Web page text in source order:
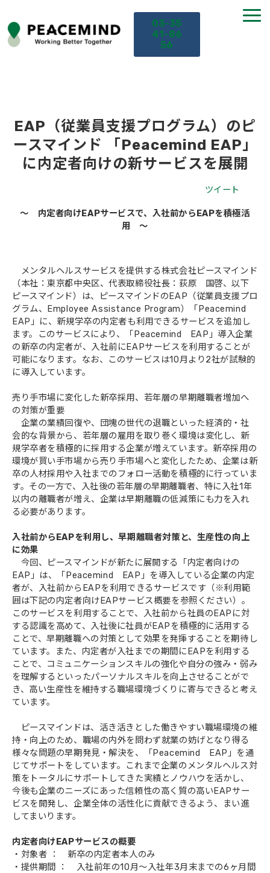
03-35
41-86
56
サービス
課題から探す
会社概要
EAP（従業員支援プログラム）のピ
ースマインド 「Peacemind EAP」
に内定者向けの新サービスを展開
ツイート
～ 内定者向けEAPサービスで、入社前からEAPを積極活
用 ～
メンタルヘルスサービスを提供する株式会社ピースマインド
（本社：東京都中央区、代表取締役社長：荻原 国啓、以下
ピースマインド）は、ピースマインドのEAP（従業員支援プロ
グラム、Employee Assistance Program）「Peacemind
EAP」に、新規学卒の内定者も利用できるサービスを追加し
ます。このサービスにより、「Peacemind EAP」導入企業
の新卒の内定者が、入社前にEAPサービスを利用することが
可能になります。なお、このサービスは10月より2社が試験的
に導入しています。
売り手市場に変化した新卒採用、若年層の早期離職者増加へ
の対策が重要
企業の業績回復や、団塊の世代の退職といった経済的・社
会的な背景から、若年層の雇用を取り巻く環境は変化し、新
規学卒者を積極的に採用する企業が増えています。新卒採用の
環境が買い手市場から売り手市場へと変化したため、企業は新
卒の人材採用や入社までのフォロー活動を積極的に行っていま
す。その一方で、入社後の若年層の早期離職者、特に入社1年
以内の離職者が増え、企業は早期離職の低減策にも力を入れ
る必要があります。
入社前からEAPを利用し、早期離職者対策と、生産性の向上
に効果
今回、ピースマインドが新たに展開する「内定者向けの
EAP」は、「Peacemind EAP」を導入している企業の内定
者が、入社前からEAPを利用できるサービスです（※利用範
囲は下記の内定者向けEAPサービス概要を参照ください）。
このサービスを利用することで、入社前から社員のEAPに対
する認識を高めて、入社後に社員がEAPを積極的に活用する
ことで、早期離職への対策として効果を発揮することを期待し
ています。また、内定者が入社までの期間にEAPを利用する
ことで、コミュニケーションスキルの強化や自分の強み・弱み
を理解するといったパーソナルスキルを向上させることがで
き、高い生産性を維持する職場環境づくりに寄与できると考え
ています。
ピースマインドは、活き活きとした働きやすい職場環境の維
持・向上のため、職場の内外を問わず就業の妨げとなり得る
様々な問題の早期発見・解決を、「Peacemind EAP」を通
じてサポートをしています。これまで企業のメンタルヘルス対
策をトータルにサポートしてきた実績とノウハウを活かし、
今後も企業のニーズにあった信頼性の高く質の高いEAPサー
ビスを開発し、企業全体の活性化に貢献できるよう、まい進
してまいります。
内定者向けEAPサービスの概要
・対象者 ： 新卒の内定者本人のみ
・提供期間 ： 入社前年の10月～入社年3月末までの6ヶ月間